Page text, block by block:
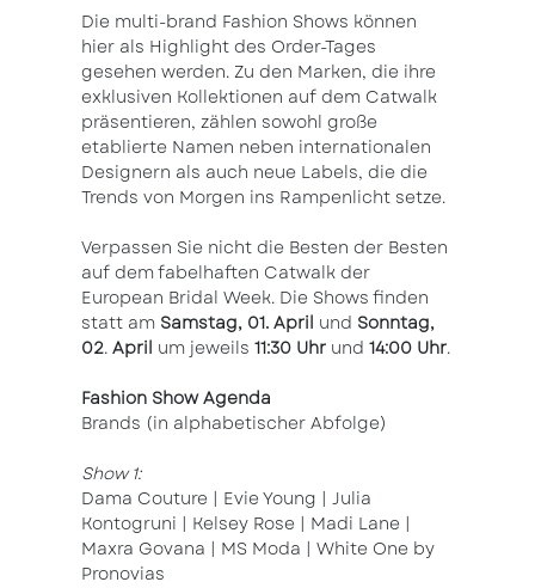
Die multi-brand Fashion Shows können
hier als Highlight des Order-Tages
gesehen werden. Zu den Marken, die ihre
exklusiven Kollektionen auf dem Catwalk
präsentieren, zählen sowohl große
etablierte Namen neben internationalen
Designern als auch neue Labels, die die
Trends von Morgen ins Rampenlicht setze.
Verpassen Sie nicht die Besten der Besten
auf dem fabelhaften Catwalk der
European Bridal Week. Die Shows finden
statt am Samstag, 01. April und Sonntag,
02. April um jeweils 11:30 Uhr und 14:00 Uhr.
Fashion Show Agenda
Brands (in alphabetischer Abfolge)
Show 1:
Dama Couture | Evie Young | Julia
Kontogruni | Kelsey Rose | Madi Lane |
Maxra Govana | MS Moda | White One by
Pronovias